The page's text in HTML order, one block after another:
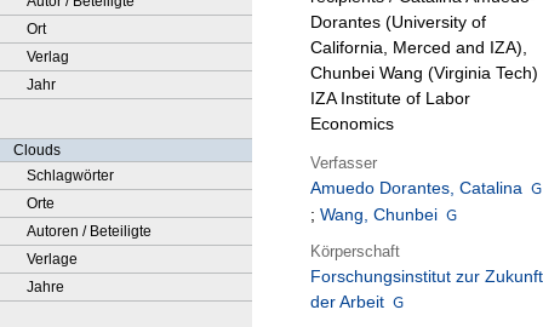
Ort
Verlag
Jahr
Clouds
Schlagwörter
Orte
Autoren / Beteiligte
Verlage
Jahre
Dorantes (University of
California, Merced and IZA),
Chunbei Wang (Virginia Tech)
IZA Institute of Labor
Economics
Verfasser
Amuedo Dorantes, Catalina
; Wang, Chunbei
Körperschaft
Forschungsinstitut zur Zukunft
der Arbeit